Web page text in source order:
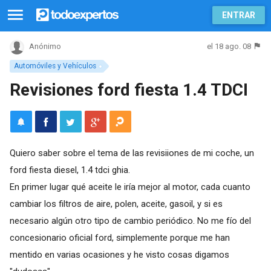
ENTRAR
Automóviles y Vehículos
Anónimo el 18 ago. 08
Revisiones ford fiesta 1.4 TDCI
Quiero saber sobre el tema de las revisiiones de mi coche, un
ford fiesta diesel, 1.4 tdci ghia.
En primer lugar qué aceite le iría mejor al motor, cada cuanto
cambiar los filtros de aire, polen, aceite, gasoil, y si es
necesario algún otro tipo de cambio periódico. No me fío del
concesionario oficial ford, simplemente porque me han
mentido en varias ocasiones y he visto cosas digamos